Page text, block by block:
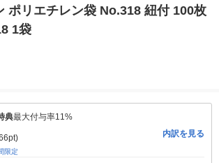
ポリエチレン袋 No.318 紐付 100枚
1袋
典最大付与率11%
限定
内訳を見る